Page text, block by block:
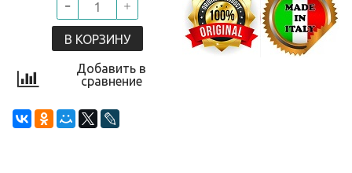
В КОРЗИНУ
Добавить в
сравнение